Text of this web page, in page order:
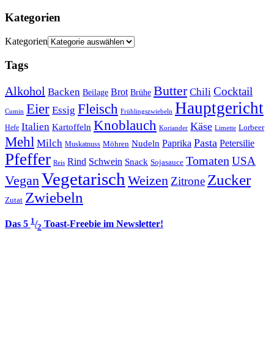
Kategorien
Kategorien
Tags
Alkohol Backen Beilage Brot Brühe Butter Chili Cocktail
Cumin Eier Essig Fleisch Frühlingszwiebeln Hauptgericht
Hefe Italien Kartoffeln Knoblauch Koriander Käse Limette Lorbeer
Mehl Milch Muskatnuss Möhren Nudeln Paprika Pasta Petersilie
Pfeffer Reis Rind Schwein Snack Sojasauce Tomaten USA
VeganVegetarisch Weizen Zitrone Zucker
Zutat Zwiebeln
Das 5 1/2 Toast-Freebie im Newsletter!